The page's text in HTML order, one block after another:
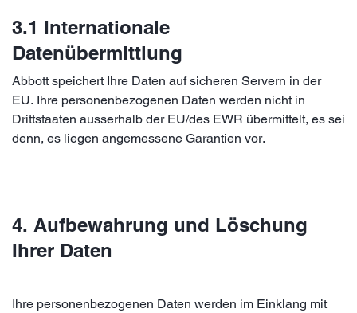
3.1 Internationale
Datenübermittlung
Abbott speichert Ihre Daten auf sicheren Servern in der
EU. Ihre personenbezogenen Daten werden nicht in
Drittstaaten ausserhalb der EU/des EWR übermittelt, es sei
denn, es liegen angemessene Garantien vor.
4. Aufbewahrung und Löschung
Ihrer Daten
Ihre personenbezogenen Daten werden im Einklang mit